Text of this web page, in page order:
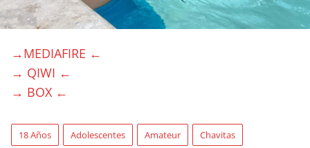
→MEDIAFIRE ←
→ QIWI ←
→ BOX ←
18 Años Adolescentes Amateur Chavitas